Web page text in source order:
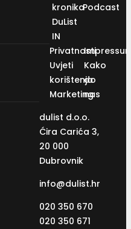
kronika
DuList
IN
Podcast
Privatnosti
Uvjeti
korištenja
Marketing
Kako
do
nas
dulist d.o.o.
Ćira Carića 3,
20 000
Dubrovnik
info@dulist.hr
020 350 670
020 350 671